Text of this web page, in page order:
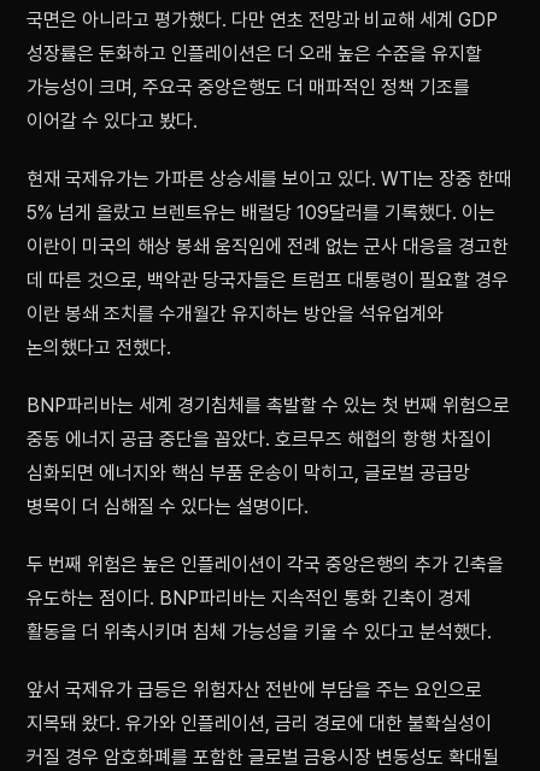
국면은 아니라고 평가했다. 다만 연초 전망과 비교해 세계 GDP
성장률은 둔화하고 인플레이션은 더 오래 높은 수준을 유지할
가능성이 크며, 주요국 중앙은행도 더 매파적인 정책 기조를
이어갈 수 있다고 봤다.
현재 국제유가는 가파른 상승세를 보이고 있다. WTI는 장중 한때
5% 넘게 올랐고 브렌트유는 배럴당 109달러를 기록했다. 이는
이란이 미국의 해상 봉쇄 움직임에 전례 없는 군사 대응을 경고한
데 따른 것으로, 백악관 당국자들은 트럼프 대통령이 필요할 경우
이란 봉쇄 조치를 수개월간 유지하는 방안을 석유업계와
논의했다고 전했다.
BNP파리바는 세계 경기침체를 촉발할 수 있는 첫 번째 위험으로
중동 에너지 공급 중단을 꼽았다. 호르무즈 해협의 항행 차질이
심화되면 에너지와 핵심 부품 운송이 막히고, 글로벌 공급망
병목이 더 심해질 수 있다는 설명이다.
두 번째 위험은 높은 인플레이션이 각국 중앙은행의 추가 긴축을
유도하는 점이다. BNP파리바는 지속적인 통화 긴축이 경제
활동을 더 위축시키며 침체 가능성을 키울 수 있다고 분석했다.
앞서 국제유가 급등은 위험자산 전반에 부담을 주는 요인으로
지목돼 왔다. 유가와 인플레이션, 금리 경로에 대한 불확실성이
커질 경우 암호화폐를 포함한 글로벌 금융시장 변동성도 확대될